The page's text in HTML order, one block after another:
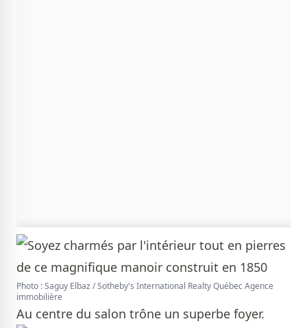
Photo : Saguy Elbaz / Sotheby's International Realty Québec Agence
immobilière
Au centre du salon trône un superbe foyer.